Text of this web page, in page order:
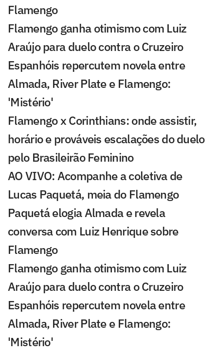
Flamengo
Flamengo ganha otimismo com Luiz
Araújo para duelo contra o Cruzeiro
Espanhóis repercutem novela entre
Almada, River Plate e Flamengo:
'Mistério'
Flamengo x Corinthians: onde assistir,
horário e prováveis escalações do duelo
pelo Brasileirão Feminino
AO VIVO: Acompanhe a coletiva de
Lucas Paquetá, meia do Flamengo
Paquetá elogia Almada e revela
conversa com Luiz Henrique sobre
Flamengo
Flamengo ganha otimismo com Luiz
Araújo para duelo contra o Cruzeiro
Espanhóis repercutem novela entre
Almada, River Plate e Flamengo:
'Mistério'